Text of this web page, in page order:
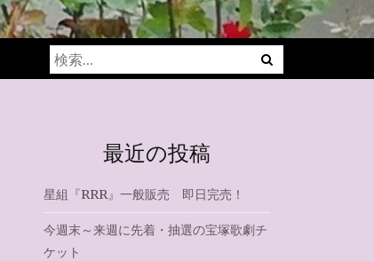
検
索:
最近の投稿
星組『RRR』一般販売 即日完売！
今週末～来週に先着・抽選の宝塚歌劇チ
ケット